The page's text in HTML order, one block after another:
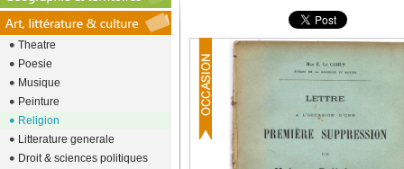
Theatre
Poesie
Musique
Peinture
Religion
Litterature generale
Droit & sciences politiques